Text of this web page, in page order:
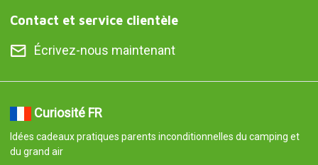
Contact et service clientèle
Écrivez-nous maintenant
Curiosité FR
Idées cadeaux pratiques parents inconditionnelles du camping et
du grand air